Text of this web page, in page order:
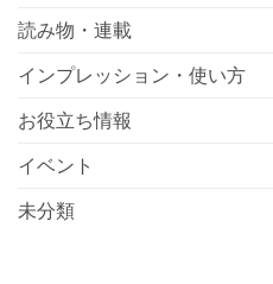
読み物・連載
インプレッション・使い方
お役立ち情報
イベント
未分類